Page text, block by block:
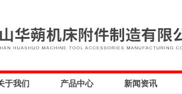
于我们 产品中心 新闻资讯